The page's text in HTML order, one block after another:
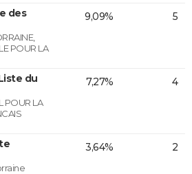
des
POUR LA
9,09% 5
du
POUR LA
7,27% 4
3,64% 2